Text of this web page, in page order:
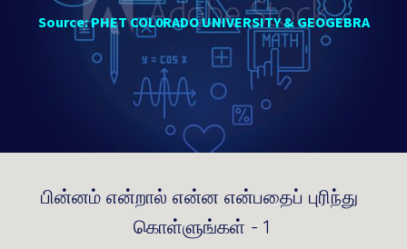
Source: PHET COL0RADO UNIVERSITY & GEOGEBRA
பின்னம் என்றால் என்ன என்பதைப் புரிந்து
கொள்ளுங்கள் - 1